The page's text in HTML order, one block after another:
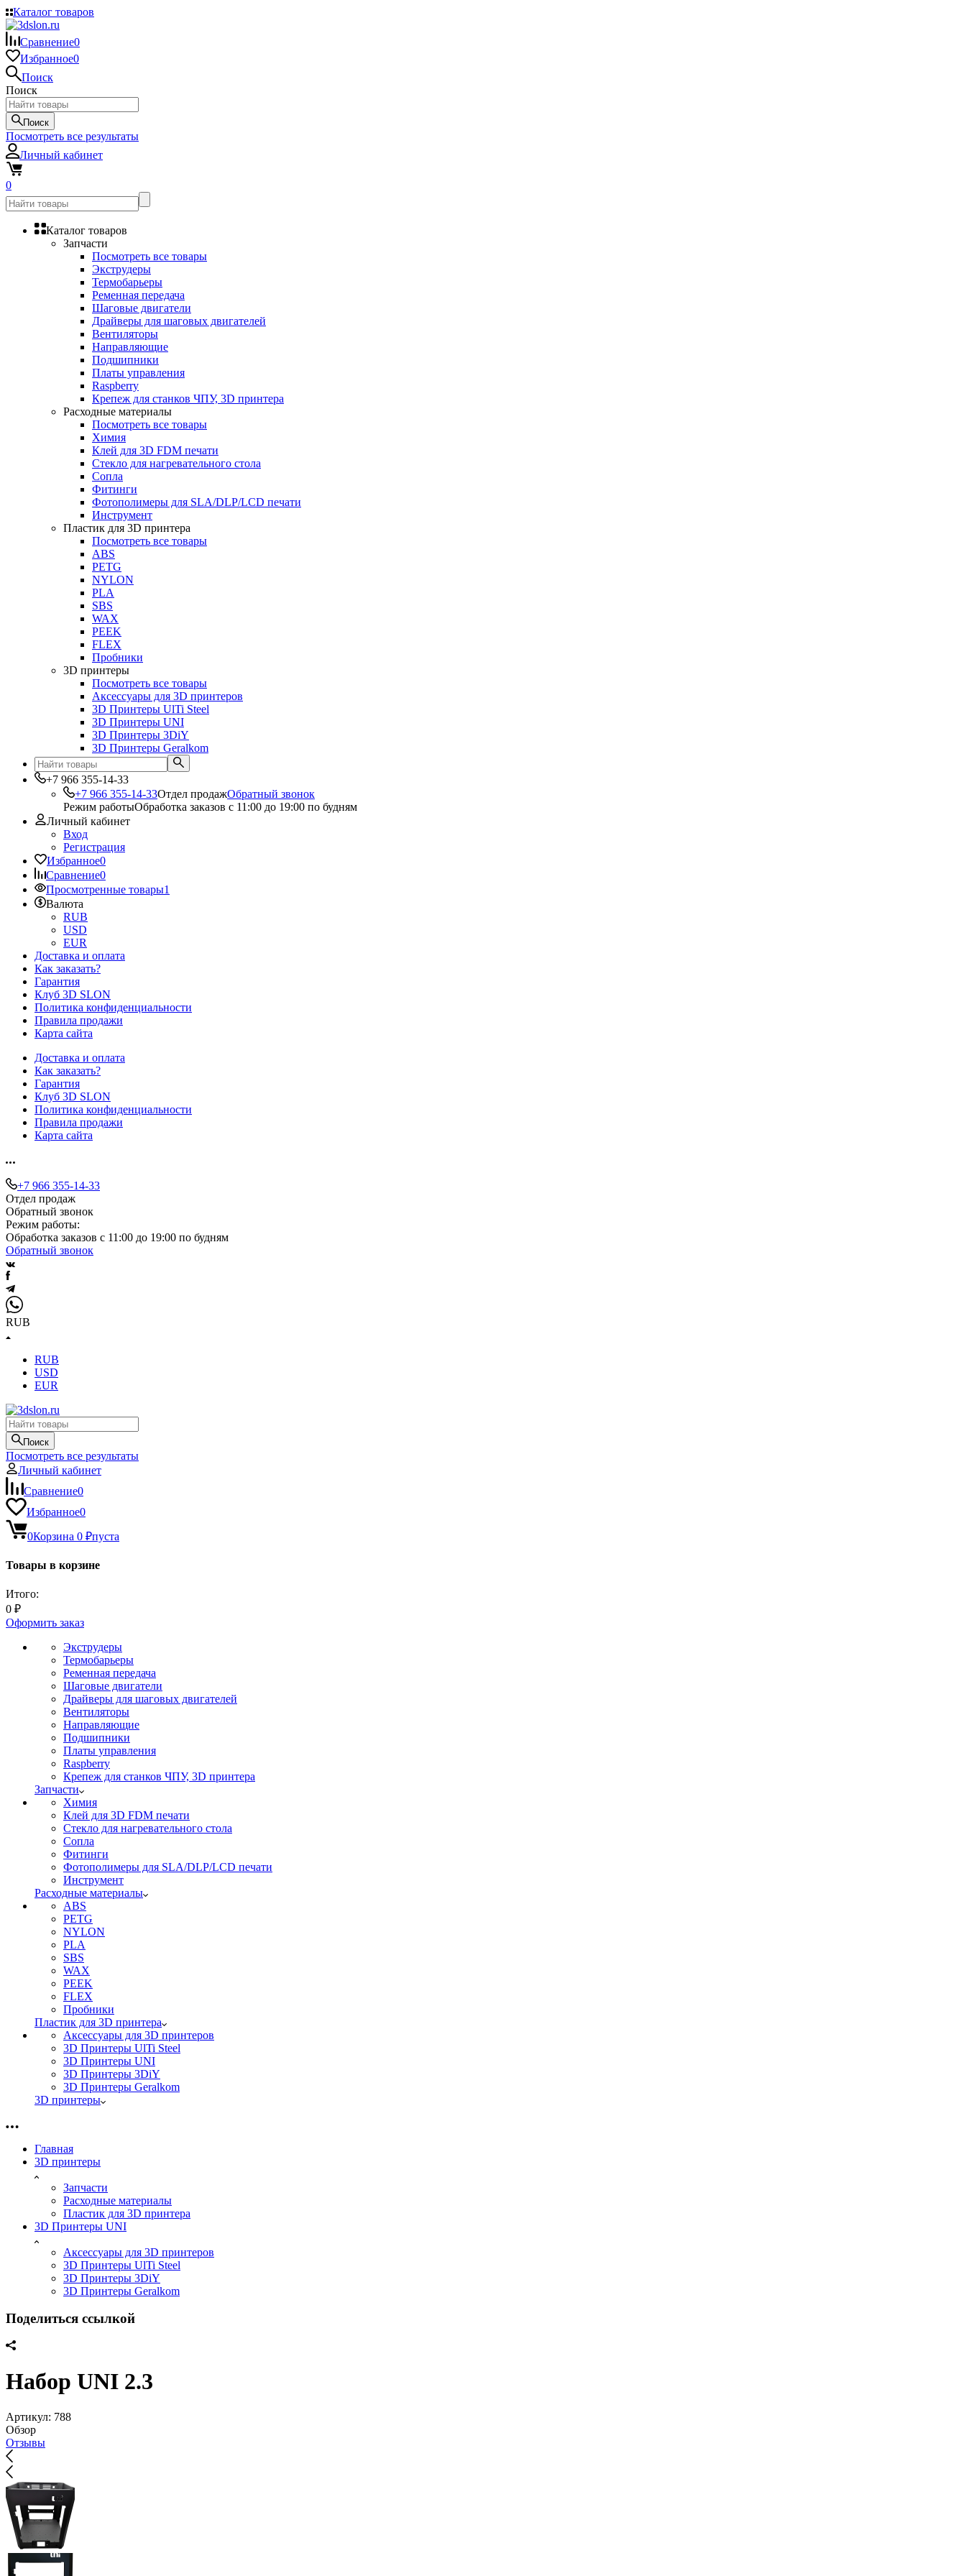
Каталог товаров
Сравнение0
Избранное0
Поиск
Поиск
Поиск
Посмотреть все результаты
Личный кабинет
0
Каталог товаров
Запчасти
Посмотреть все товары
Экструдеры
Термобарьеры
Ременная передача
Шаговые двигатели
Драйверы для шаговых двигателей
Вентиляторы
Направляющие
Подшипники
Платы управления
Raspberry
Крепеж для станков ЧПУ, 3D принтера
Расходные материалы
Посмотреть все товары
Химия
Клей для 3D FDM печати
Стекло для нагревательного стола
Сопла
Фитинги
Фотополимеры для SLA/DLP/LCD печати
Инструмент
Пластик для 3D принтера
Посмотреть все товары
ABS
PETG
NYLON
PLA
SBS
WAX
PEEK
FLEX
Пробники
3D принтеры
Посмотреть все товары
Аксессуары для 3D принтеров
3D Принтеры UlTi Steel
3D Принтеры UNI
3D Принтеры 3DiY
3D Принтеры Geralkom
+7 966 355-14-33
+7 966 355-14-33Отдел продажОбратный звонок
Режим работыОбработка заказов с 11:00 до 19:00 по будням
Личный кабинет
Вход
Регистрация
Избранное0
Сравнение0
Просмотренные товары1
Валюта
RUB
USD
EUR
Доставка и оплата
Как заказать?
Гарантия
Клуб 3D SLON
Политика конфиденциальности
Правила продажи
Карта сайта
Доставка и оплата
Как заказать?
Гарантия
Клуб 3D SLON
Политика конфиденциальности
Правила продажи
Карта сайта
+7 966 355-14-33
Отдел продаж
Обратный звонок
Режим работы:
Обработка заказов с 11:00 до 19:00 по будням
Обратный звонок
RUB
RUB
USD
EUR
Поиск
Посмотреть все результаты
Личный кабинет
Сравнение0
Избранное0
0Корзина 0 ₽пуста
Товары в корзине
Итого:
0 ₽
Оформить заказ
Экструдеры
Термобарьеры
Ременная передача
Шаговые двигатели
Драйверы для шаговых двигателей
Вентиляторы
Направляющие
Подшипники
Платы управления
Raspberry
Крепеж для станков ЧПУ, 3D принтера
Запчасти
Химия
Клей для 3D FDM печати
Стекло для нагревательного стола
Сопла
Фитинги
Фотополимеры для SLA/DLP/LCD печати
Инструмент
Расходные материалы
ABS
PETG
NYLON
PLA
SBS
WAX
PEEK
FLEX
Пробники
Пластик для 3D принтера
Аксессуары для 3D принтеров
3D Принтеры UlTi Steel
3D Принтеры UNI
3D Принтеры 3DiY
3D Принтеры Geralkom
3D принтеры
Главная
3D принтеры
Запчасти
Расходные материалы
Пластик для 3D принтера
3D Принтеры UNI
Аксессуары для 3D принтеров
3D Принтеры UlTi Steel
3D Принтеры 3DiY
3D Принтеры Geralkom
Поделиться ссылкой
Набор UNI 2.3
Артикул: 788
Обзор
Отзывы